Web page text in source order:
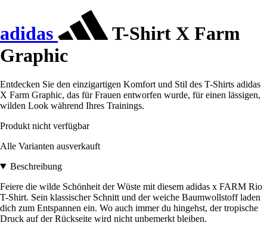
adidas
T-Shirt X Farm
Graphic
Entdecken Sie den einzigartigen Komfort und Stil des T-Shirts adidas
X Farm Graphic, das für Frauen entworfen wurde, für einen lässigen,
wilden Look während Ihres Trainings.
Produkt nicht verfügbar
Alle Varianten ausverkauft
Beschreibung
Feiere die wilde Schönheit der Wüste mit diesem adidas x FARM Rio
T-Shirt. Sein klassischer Schnitt und der weiche Baumwollstoff laden
dich zum Entspannen ein. Wo auch immer du hingehst, der tropische
Druck auf der Rückseite wird nicht unbemerkt bleiben.